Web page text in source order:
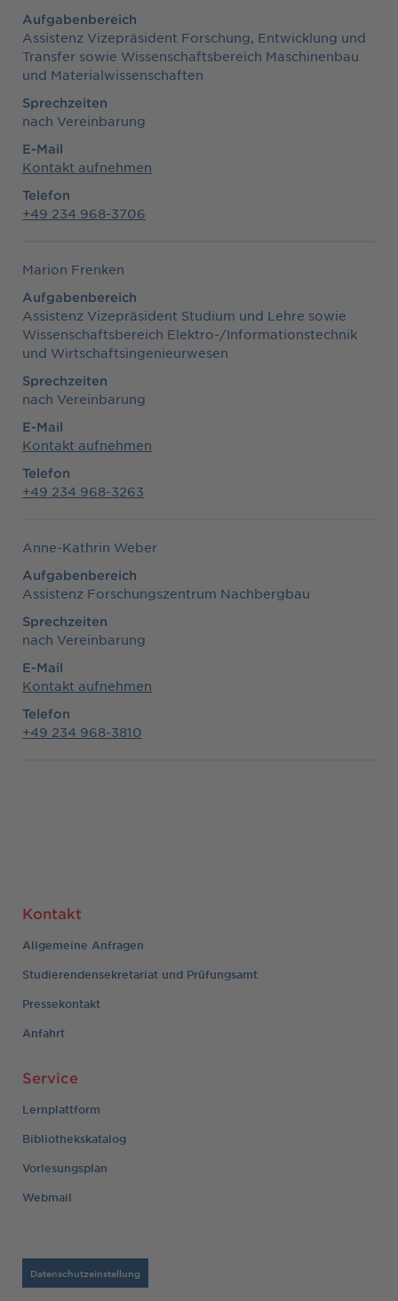
Aufgabenbereich
Assistenz Vizepräsident Forschung, Entwicklung und
Transfer sowie Wissenschaftsbereich Maschinenbau
und Materialwissenschaften
Sprechzeiten
nach Vereinbarung
E-Mail
Kontakt aufnehmen
Telefon
+49 234 968-3706
Marion Frenken
Aufgabenbereich
Assistenz Vizepräsident Studium und Lehre sowie
Wissenschaftsbereich Elektro-/Informationstechnik
und Wirtschaftsingenieurwesen
Sprechzeiten
nach Vereinbarung
E-Mail
Kontakt aufnehmen
Telefon
+49 234 968-3263
Anne-Kathrin Weber
Aufgabenbereich
Assistenz Forschungszentrum Nachbergbau
Sprechzeiten
nach Vereinbarung
E-Mail
Kontakt aufnehmen
Telefon
+49 234 968-3810
Kontakt
Allgemeine Anfragen
Studierendensekretariat und Prüfungsamt
Pressekontakt
Anfahrt
Service
Lernplattform
Bibliothekskatalog
Vorlesungsplan
Webmail
Datenschutzeinstellung